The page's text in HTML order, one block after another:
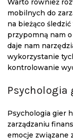
Warto również
mobilnych do
na bieżąco
przypomną nam
daje nam
wykorzystanie
kontrolowanie
Psychologia
Psychologia gier
zarządzaniu
emocje związane